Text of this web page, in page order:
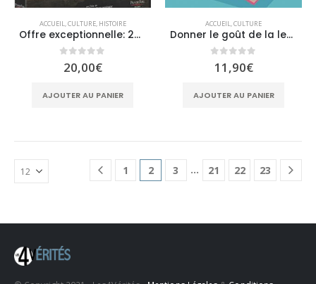
ACCUEIL CULTURE, HISTOIRE
Offre exceptionnelle: 2DVD “Vaincre ou mourir” pour 20 € franco de port
0sur 5
20,00€
AJOUTER AU PANIER
ACCUEIL CULTURE
Donner le goût de la lecture aux enfants de 0 à 16 ans
0sur 5
11,90€
AJOUTER AU PANIER
1 2 3 … 21 22 23